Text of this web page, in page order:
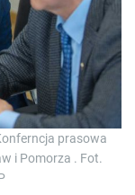
prasowa
i Pomorza . Fot.